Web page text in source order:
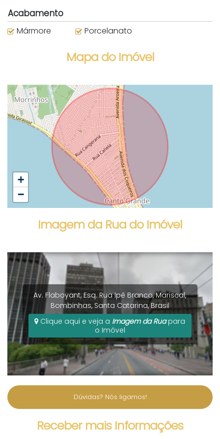
Acabamento
Mármore Porcelanato
Mapa do Imóvel
+
−
Imagem da Rua do Imóvel
Av. Flaboyant, Esq. Rua Ipê Branco,Mariscal,
Bombinhas, Santa Catarina,Brasil
Clique aqui e veja a Imagem da Ruapara
o Imóvel
Dúvidas? Nós ligamos!
Receber mais Informações